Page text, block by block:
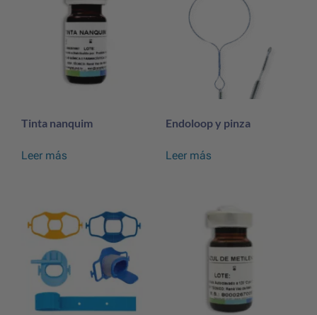
Tinta nanquim
Leer más
Endoloop y pinza
Leer más